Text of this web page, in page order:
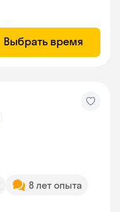
Выбрать время
8 лет опыта